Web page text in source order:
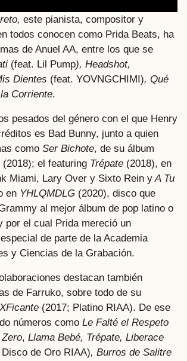
este pianista, compositor y
todos conocen como Prida Beats, ha
de Anuel AA, entre los que se
(feat. Lil Pump), Headshot,
Dientes (feat. YOVNGCHIMI), Qué
Corriente.
pesados del género con el que Henry
es Bad Bunny, junto a quien
como Ser Bichote, de su álbum
(2018); el featuring Trépate (2018), en
Miami, Lary Over y Sixto Rein yA Tu
en YHLQMDLG (2020), disco que
al mejor álbum de pop latino o
por el cual Prida mereció un
de parte de la Academia
y Ciencias de la Grabación.
destacan también
de Farruko, sobre todo de su
(2017; Platino RIAA). De ese
números como Le Falté el Respeto
, Llama Bebé, Trépate, Liberace
de Oro RIAA), Burros de Salitre